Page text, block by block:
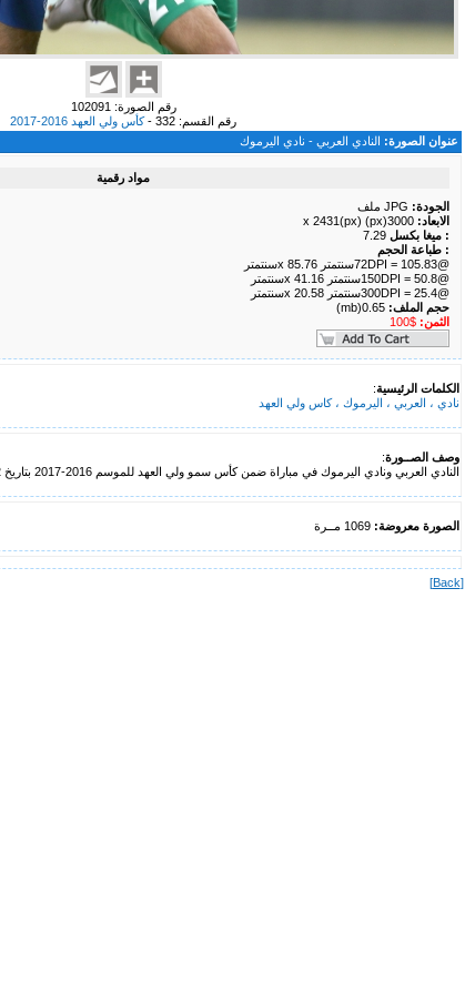
رقم الصورة: 102091
رقم القسم: 332 -
كأس ولي العهد 2016-2017
عنوان الصورة: النادي العربي - نادي اليرموك
مواد رقمية
الجودة: JPG ملف
الابعاد: 3000(px) x 2431(px)
: ميغا بكسل 7.29
: طباعة الحجم
@72DPI = 105.83سنتمتر x 85.76سنتمتر
@150DPI = 50.8سنتمتر x 41.16سنتمتر
@300DPI = 25.4سنتمتر x 20.58سنتمتر
حجم الملف: 0.65(mb)
الثمن: $100
الكلمات الرئيسية:
نادي ، العربي ، اليرموك ، كاس ولي العهد
وصف الصــورة:
النادي العربي ونادي اليرموك في مباراة ضمن كأس سمو ولي العهد للموسم 2016-2017 بتاريخ 12 ديسمبر 2016
الصورة معروضة:1069 مــرة
[Back]